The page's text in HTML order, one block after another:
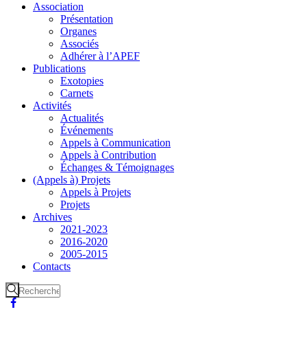
Association
Présentation
Organes
Associés
Adhérer à l’APEF
Publications
Exotopies
Carnets
Activités
Actualités
Événements
Appels à Communication
Appels à Contribution
Échanges & Témoignages
(Appels à) Projets
Appels à Projets
Projets
Archives
2021-2023
2016-2020
2005-2015
Contacts